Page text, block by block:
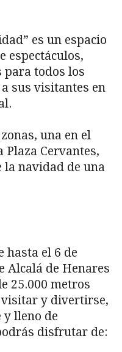
es un espacio
espectáculos,
para todos los
sus visitantes en
una en el
Plaza Cervantes,
navidad de una
hasta el 6 de
Alcalá de Henares
25.000 metros
visitar y divertirse,
y lleno de
disfrutar de: